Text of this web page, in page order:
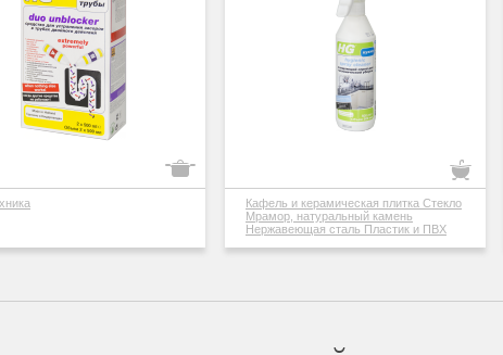
Кафель и керамическая плитка Стекло
Мрамор, натуральный камень
Нержавеющая сталь Пластик и ПВХ